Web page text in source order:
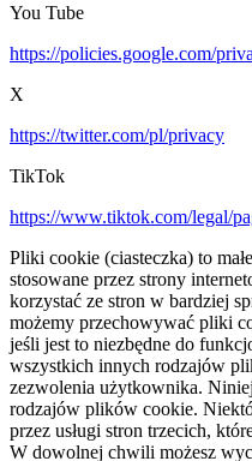
You Tube
https://policies.google.com/
X
https://twitter.com/pl/privacy
TikTok
https://www.tiktok.com/legal/
Pliki cookie (ciasteczka) to
stosowane przez strony
korzystać ze stron w bardziej
możemy przechowywać pliki
jeśli jest to niezbędne do
wszystkich innych rodzajów
zezwolenia użytkownika.
rodzajów plików cookie.
przez usługi stron trzecich,
W dowolnej chwili możesz